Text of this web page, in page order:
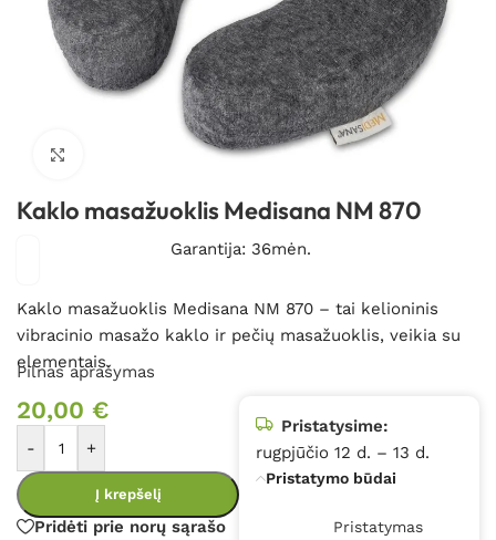
Spustelėkite, kad padidintumėte
Kaklo masažuoklis Medisana NM 870
Garantija: 36mėn.
Kaklo masažuoklis Medisana NM 870 – tai kelioninis
vibracinio masažo kaklo ir pečių masažuoklis, veikia su
elementais.
Pilnas aprašymas
20,00 €
- +
Į krepšelį
Pridėti prie norų sąrašo
Pristatysime:
rugpjūčio 12 d. – 13 d.
Pristatymo būdai
Pristatymas